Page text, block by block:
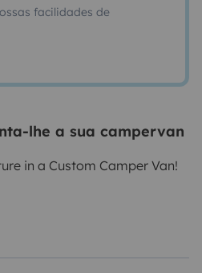
facilidades de
lhe a sua campervan
in a Custom Camper Van!
I work in the camper van